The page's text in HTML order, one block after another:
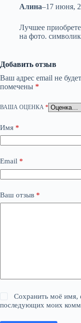
Алина–17 июня,
Лучшее
на фото.
Добавить отзыв
Ваш адрес email не
помечены *
ВАША ОЦЕНКА *
Имя *
Email *
Ваш отзыв *
Сохранить моё имя,
последующих моих